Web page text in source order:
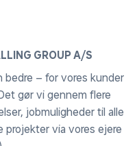
leg
på en mission, mens
serien Mickeys
GROUP A/S
bedre – for vores kunder
gør vi gennem flere
jobmuligheder til alle
projekter via vores ejere